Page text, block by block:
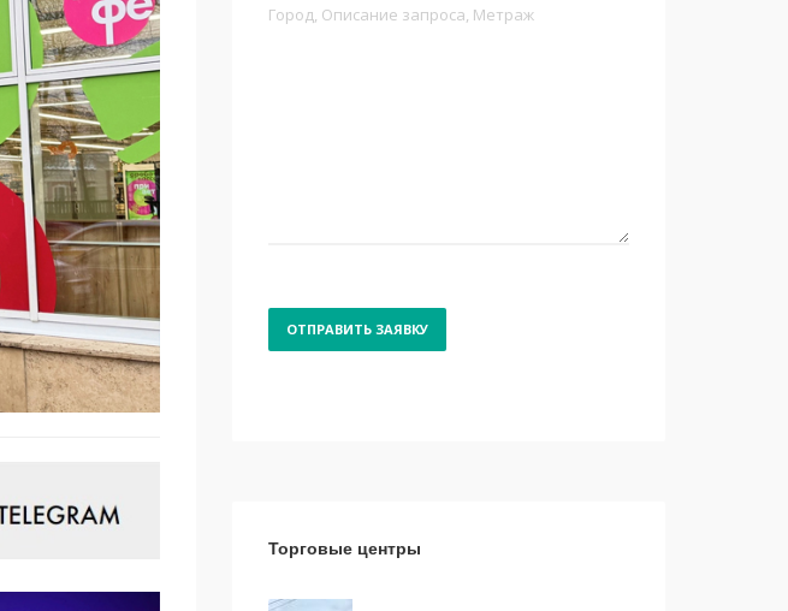
Торговые центры